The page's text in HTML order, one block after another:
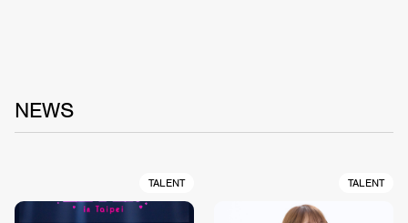
NEWS
TALENT TALENT